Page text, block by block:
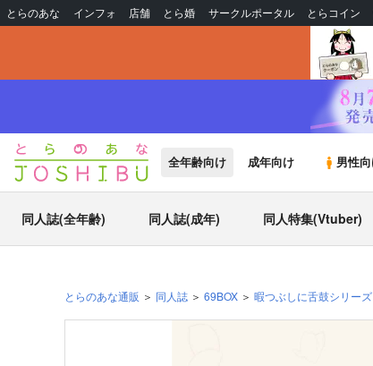
とらのあな インフォ 店舗 とら婚 サークルポータル とらコイン
全年齢向け 成年向け 男性
同人誌(全年齢) 同人誌(成年) 同人特集(Vtuber)
とらのあな通販 同人誌 69BOX 暇つぶしに舌鼓シリーズ